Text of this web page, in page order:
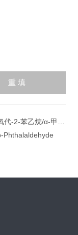
/α-甲苯甲醛/苄基甲醛
Phthalaldehyde